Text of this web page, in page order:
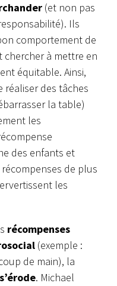
(et non pas
Ils
comportement de
chercher à mettre en
équitable. Ainsi,
des tâches
la table)
les
des enfants et
de plus
les
récompenses
(exemple :
de main), la
. Michael